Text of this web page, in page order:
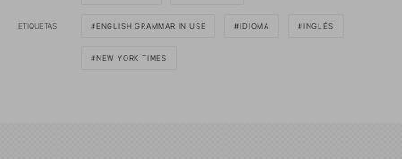
ETIQUETAS ENGLISH GRAMMAR IN USE IDIOMA INGLÉS
NEW YORK TIMES